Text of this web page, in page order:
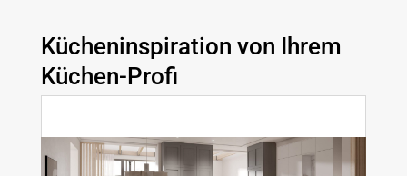
Kücheninspiration von Ihrem
Küchen-Profi